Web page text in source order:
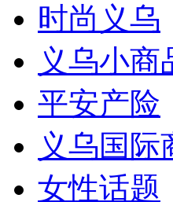
时尚义乌
义乌小
平安产险
义乌国际
女性话题